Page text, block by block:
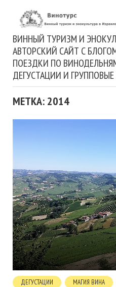
ВИННЫЙ ТУРИЗМ И
АВТОРСКИЙ САЙТ С
ПОЕЗДКИ ПО
ДЕГУСТАЦИИ И
МЕТКА: 2014
ДЕГУСТАЦИИ МАГИЯ ВИНА